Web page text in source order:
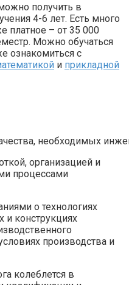
получить в
4-6 лет. Есть много
платное – от 35 000
Можно обучаться
ознакомиться с
и прикладной
необходимых
организацией и
процессами
о технологиях
и конструкциях
производства и
колеблется в